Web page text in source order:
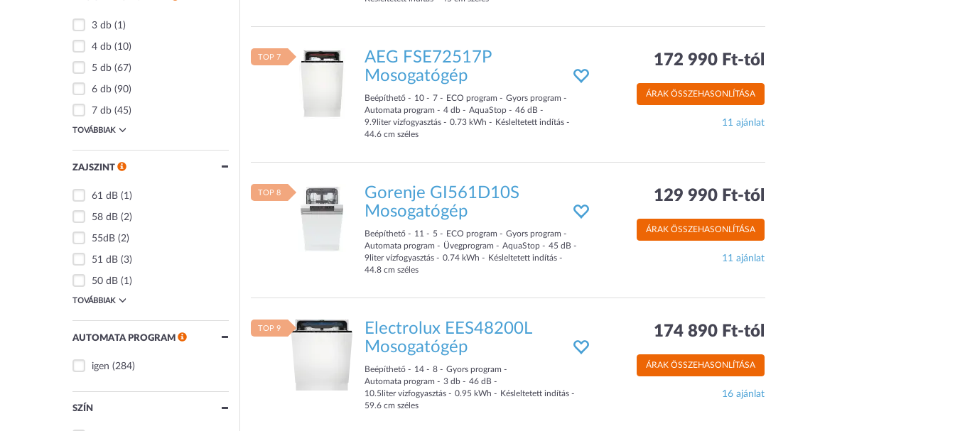
3 db (1)
4 db (10)
5 db (67)
6 db (90)
7 db (45)
TOVÁBBIAK
ZAJSZINT
61 dB (1)
58 dB (2)
55dB (2)
51 dB (3)
50 dB (1)
TOVÁBBIAK
AUTOMATA PROGRAM
igen (284)
SZÍN
TOP 7
AEG FSE72517P
Mosogatógép
Beépíthető 10 7 ECO program
Gyors program
Automata program
4 db AquaStop 46 dB
9.9litervízfogyasztás 0.73 kWh
Késleltetett indítás
44.6 cm széles
172 990 Ft-tól
ÁRAK ÖSSZEHASONLÍTÁSA
11 ajánlat
TOP 8
Gorenje GI561D10S
Mosogatógép
Beépíthető 11 5 ECO program
Gyors program
Automata program
Üvegprogram AquaStop 45 dB
9litervízfogyasztás 0.74 kWh
Késleltetett indítás
44.8 cm széles
129 990 Ft-tól
ÁRAK ÖSSZEHASONLÍTÁSA
11 ajánlat
TOP 9
Electrolux EES48200L
Mosogatógép
Beépíthető 14 8
Gyors program
Automata program
3 db 46 dB
10.5litervízfogyasztás 0.95 kWh
Késleltetett indítás
59.6 cm széles
174 890 Ft-tól
ÁRAK ÖSSZEHASONLÍTÁSA
16 ajánlat